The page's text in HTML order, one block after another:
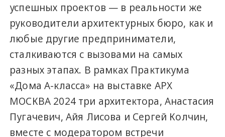
успешных проектов — в реальности же
руководители архитектурных бюро, как и
любые другие предприниматели,
сталкиваются с вызовами на самых
разных этапах. В рамках Практикума
«Дома А-класса» на выставке АРХ
МОСКВА 2024 три архитектора, Анастасия
Пугачевич, Айя Лисова и Сергей Колчин,
вместе с модератором встречи